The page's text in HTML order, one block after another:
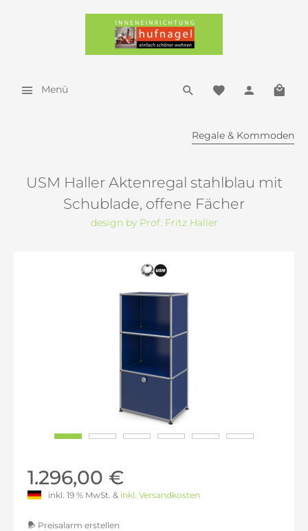
Menü
Regale & Kommoden
USM Haller Aktenregal stahlblau mit
Schublade, offene Fächer
design by Prof. Fritz Haller
1.296,00 €
inkl. 19 % MwSt. & inkl. Versandkosten
Preisalarm erstellen